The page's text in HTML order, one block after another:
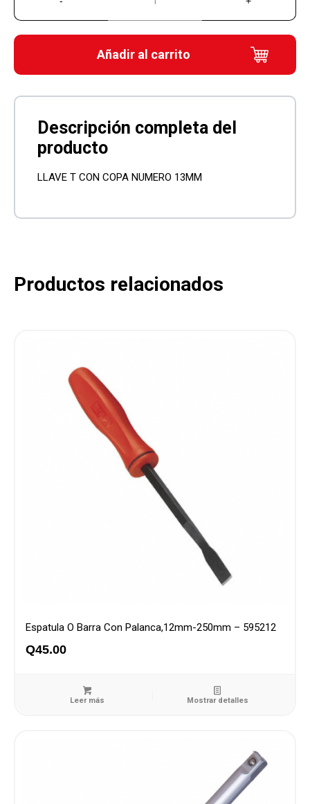
Añadir al carrito
LLAVE T CON COPA NUMERO 13MM
Productos relacionados
Espatula O Barra Con Palanca,12mm-250mm – 595212
Q45.00
Leer más Mostrar detalles